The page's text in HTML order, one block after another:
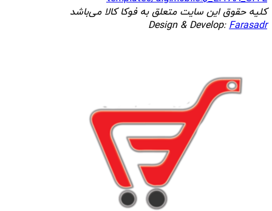
کلیه حقوق این سایت متعلق به فوکا کالا می‌باشد
Design & Develop:Farasadr